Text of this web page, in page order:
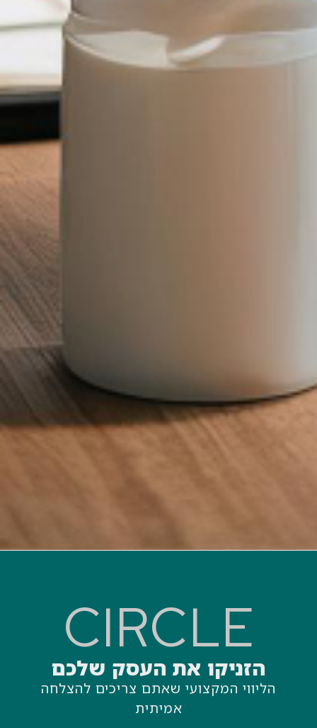
CIRCLE
הזניקו את העסק שלכם
הליווי המקצועי שאתם צריכים להצלחה
אמיתית